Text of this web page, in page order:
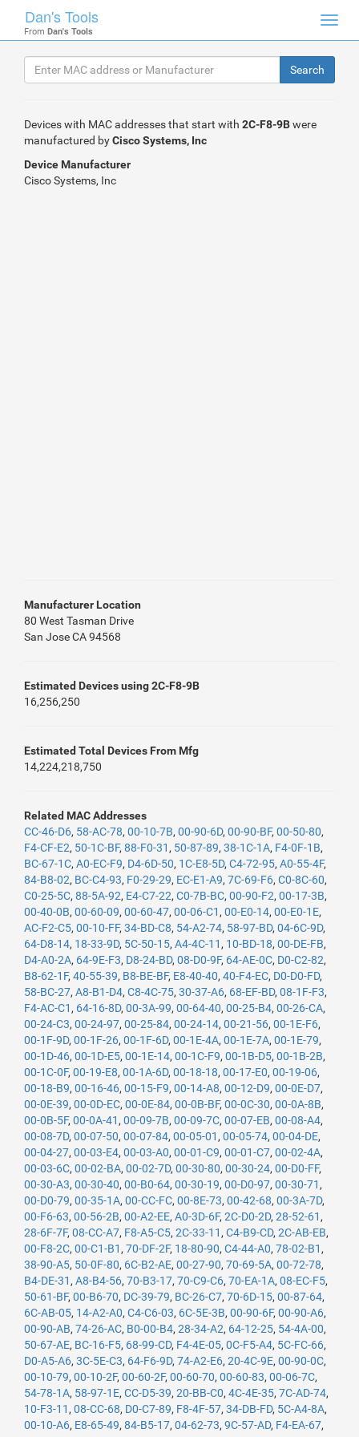
Dan's Tools
From Dan's Tools
Devices with MAC addresses that start with 2C-F8-9Bwere
manufactured byCisco Systems, Inc
Device Manufacturer
Cisco Systems, Inc
Manufacturer Location
80 West Tasman Drive
San Jose CA 94568
Estimated Devices using 2C-F8-9B
16,256,250
Estimated Total Devices From Mfg
14,224,218,750
Related MAC Addresses
CC-46-D6, 58-AC-78, 00-10-7B, 00-90-6D, 00-90-BF, 00-50-80,
F4-CF-E2, 50-1C-BF, 88-F0-31 , 50-87-89, 38-1C-1A, F4-0F-1B,
BC-67-1C, A0-EC-F9, D4-6D-50, 1C-E8-5D, C4-72-95, A0-55-4F,
84-B8-02, BC-C4-93, F0-29-29, EC-E1-A9, 7C-69-F6, C0-8C-60,
C0-25-5C, 88-5A-92, E4-C7-22, C0-7B-BC, 00-90-F2, 00-17-3B,
00-40-0B, 00-60-09, 00-60-47, 00-06-C1 , 00-E0-14, 00-E0-1E,
AC-F2-C5, 00-10-FF, 34-BD-C8, 54-A2-74, 58-97-BD, 04-6C-9D,
64-D8-14, 18-33-9D, 5C-50-15, A4-4C-11 , 10-BD-18, 00-DE-FB,
D4-A0-2A, 64-9E-F3, D8-24-BD, 08-D0-9F, 64-AE-0C, D0-C2-82,
B8-62-1F, 40-55-39, B8-BE-BF, E8-40-40, 40-F4-EC, D0-D0-FD,
58-BC-27, A8-B1-D4, C8-4C-75, 30-37-A6, 68-EF-BD, 08-1F-F3,
F4-AC-C1 , 64-16-8D, 00-3A-99, 00-64-40, 00-25-B4, 00-26-CA,
00-24-C3, 00-24-97, 00-25-84, 00-24-14, 00-21-56, 00-1E-F6,
00-1F-9D, 00-1F-26, 00-1F-6D, 00-1E-4A, 00-1E-7A, 00-1E-79,
00-1D-46, 00-1D-E5, 00-1E-14, 00-1C-F9, 00-1B-D5, 00-1B-2B,
00-1C-0F, 00-19-E8, 00-1A-6D, 00-18-18, 00-17-E0, 00-19-06,
00-18-B9, 00-16-46, 00-15-F9, 00-14-A8, 00-12-D9, 00-0E-D7,
00-0E-39, 00-0D-EC, 00-0E-84, 00-0B-BF, 00-0C-30, 00-0A-8B,
00-0B-5F, 00-0A-41 , 00-09-7B, 00-09-7C, 00-07-EB, 00-08-A4,
00-08-7D, 00-07-50, 00-07-84, 00-05-01 , 00-05-74, 00-04-DE,
00-04-27, 00-03-E4, 00-03-A0, 00-01-C9, 00-01-C7, 00-02-4A,
00-03-6C, 00-02-BA, 00-02-7D, 00-30-80, 00-30-24, 00-D0-FF,
00-30-A3, 00-30-40, 00-B0-64, 00-30-19, 00-D0-97, 00-30-71 ,
00-D0-79, 00-35-1A, 00-CC-FC, 00-8E-73, 00-42-68, 00-3A-7D,
00-F6-63, 00-56-2B, 00-A2-EE, A0-3D-6F, 2C-D0-2D, 28-52-61 ,
28-6F-7F, 08-CC-A7, F8-A5-C5, 2C-33-11 , C4-B9-CD, 2C-AB-EB,
00-F8-2C, 00-C1-B1 , 70-DF-2F, 18-80-90, C4-44-A0, 78-02-B1 ,
38-90-A5, 50-0F-80, 6C-B2-AE, 00-27-90, 70-69-5A, 00-72-78,
B4-DE-31 , A8-B4-56, 70-B3-17, 70-C9-C6, 70-EA-1A, 08-EC-F5,
50-61-BF, 00-B6-70, DC-39-79, BC-26-C7, 70-6D-15, 00-87-64,
6C-AB-05, 14-A2-A0, C4-C6-03, 6C-5E-3B, 00-90-6F, 00-90-A6,
00-90-AB, 74-26-AC, B0-00-B4, 28-34-A2, 64-12-25, 54-4A-00,
50-67-AE, BC-16-F5, 68-99-CD, F4-4E-05, 0C-F5-A4, 5C-FC-66,
D0-A5-A6, 3C-5E-C3, 64-F6-9D, 74-A2-E6, 20-4C-9E, 00-90-0C,
00-10-79, 00-10-2F, 00-60-2F, 00-60-70, 00-60-83, 00-06-7C,
54-78-1A, 58-97-1E, CC-D5-39, 20-BB-C0, 4C-4E-35, 7C-AD-74,
10-F3-11 , 08-CC-68, D0-C7-89, F8-4F-57, 34-DB-FD, 5C-A4-8A,
00-10-A6, E8-65-49, 84-B5-17, 04-62-73, 9C-57-AD, F4-EA-67,